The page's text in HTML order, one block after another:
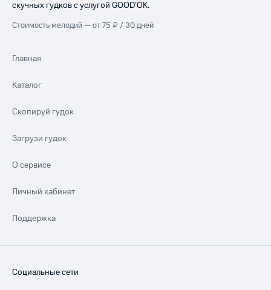
скучных гудков с услугой GOOD’OK.
Стоимость мелодий — от 75 ₽ / 30 дней
Главная
Каталог
Скопируй гудок
Загрузи гудок
О сервисе
Личный кабинет
Поддержка
Социальные сети